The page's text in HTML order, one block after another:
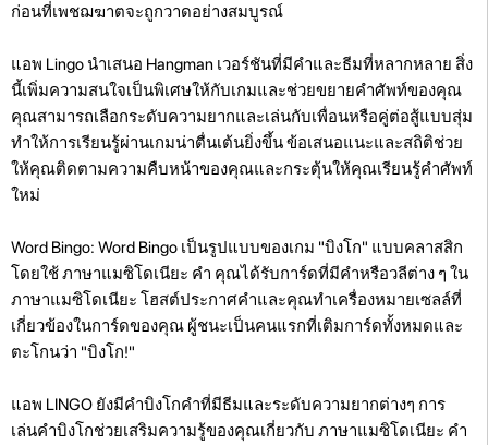
ก่อนที่เพชฌฆาตจะถูกวาดอย่างสมบูรณ์
แอพ Lingo นำเสนอ Hangman เวอร์ชันที่มีคำและธีมที่หลากหลาย สิ่ง
นี้เพิ่มความสนใจเป็นพิเศษให้กับเกมและช่วยขยายคำศัพท์ของคุณ
คุณสามารถเลือกระดับความยากและเล่นกับเพื่อนหรือคู่ต่อสู้แบบสุ่ม
ทำให้การเรียนรู้ผ่านเกมน่าตื่นเต้นยิ่งขึ้น ข้อเสนอแนะและสถิติช่วย
ให้คุณติดตามความคืบหน้าของคุณและกระตุ้นให้คุณเรียนรู้คำศัพท์
ใหม่
Word Bingo: Word Bingo เป็นรูปแบบของเกม "บิงโก" แบบคลาสสิก
โดยใช้ ภาษาแมซิโดเนียะ คำ คุณได้รับการ์ดที่มีคำหรือวลีต่าง ๆ ใน
ภาษาแมซิโดเนียะ โฮสต์ประกาศคำและคุณทำเครื่องหมายเซลล์ที่
เกี่ยวข้องในการ์ดของคุณ ผู้ชนะเป็นคนแรกที่เติมการ์ดทั้งหมดและ
ตะโกนว่า "บิงโก!"
แอพ LINGO ยังมีคำบิงโกคำที่มีธีมและระดับความยากต่างๆ การ
เล่นคำบิงโกช่วยเสริมความรู้ของคุณเกี่ยวกับ ภาษาแมซิโดเนียะ คำ